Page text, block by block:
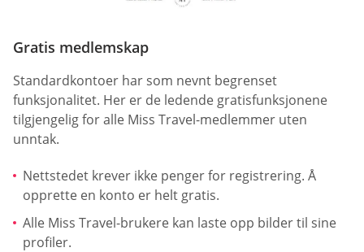
Gratis medlemskap
Standardkontoer har som nevnt begrenset
funksjonalitet. Her er de ledende gratisfunksjonene
tilgjengelig for alle Miss Travel-medlemmer uten
unntak.
Nettstedet krever ikke penger for registrering. Å
opprette en konto er helt gratis.
Alle Miss Travel-brukere kan laste opp bilder til sine
profiler.